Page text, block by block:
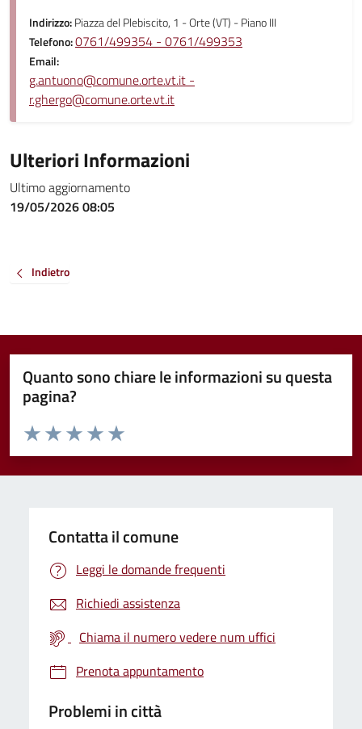
Indirizzo:Piazza del Plebiscito, 1 - Orte (VT) - Piano III
Telefono:0761/499354 - 0761/499353
Email:
g.antuono@comune.orte.vt.it -
r.ghergo@comune.orte.vt.it
Ulteriori Informazioni
Ultimo aggiornamento
19/05/2026 08:05
Indietro
Quanto sono chiare le informazioni su questa
pagina?
Valuta da 1 a 5 stelle la pagina
Valuta 5 stelle su 5
Valuta 4 stelle su 5
Valuta 3 stelle su 5
Valuta 2 stelle su 5
Valuta 1 stelle su 5
Contatta il comune
Leggi le domande frequenti
Richiedi assistenza
Chiama il numero vedere num uffici
Prenota appuntamento
Problemi in città